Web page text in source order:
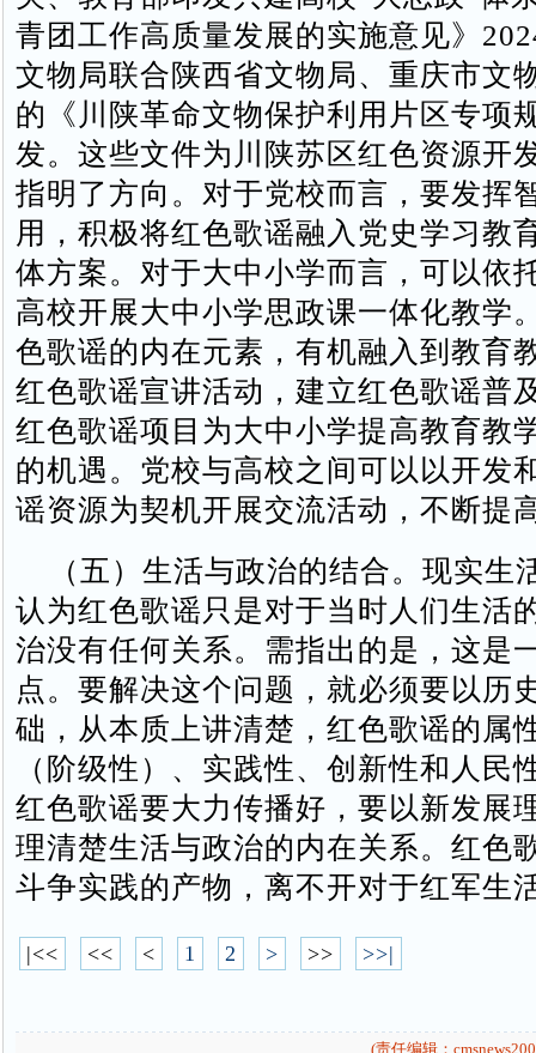
青团工作高质量发展的实施意见》
文物局联合陕西省文物局、重庆市文
的《川陕革命文物保护利用片区专项
发。这些文件为川陕苏区红色资源开
指明了方向。对于党校而言，要发挥
用，积极将红色歌谣融入党史学习教
体方案。对于大中小学而言，可以依
高校开展大中小学思政课一体化教学
色歌谣的内在元素，有机融入到教育
红色歌谣宣讲活动，建立红色歌谣普
红色歌谣项目为大中小学提高教育教
的机遇。党校与高校之间可以以开发
谣资源为契机开展交流活动，不断提
（五）生活与政治的结合。现实生
认为红色歌谣只是对于当时人们生活
治没有任何关系。需指出的是，这是
点。要解决这个问题，就必须要以历
础，从本质上讲清楚，红色歌谣的属
（阶级性）、实践性、创新性和人民
红色歌谣要大力传播好，要以新发展
理清楚生活与政治的内在关系。红色
斗争实践的产物，离不开对于红军生
|<< << < 1 2 > >> >>|
(责任编辑：